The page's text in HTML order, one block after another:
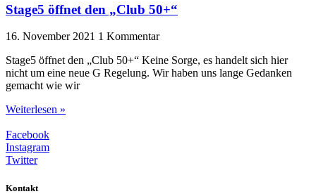
Stage5 öffnet den „Club 50+“
16. November 2021 1 Kommentar
Stage5 öffnet den „Club 50+“ Keine Sorge, es handelt sich hier
nicht um eine neue G Regelung. Wir haben uns lange Gedanken
gemacht wie wir
Weiterlesen »
Facebook
Instagram
Twitter
Kontakt